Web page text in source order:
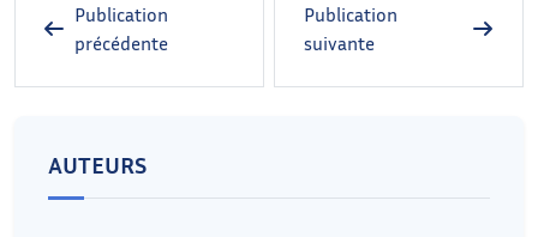
Publication
précédente
Publication
suivante
AUTEURS